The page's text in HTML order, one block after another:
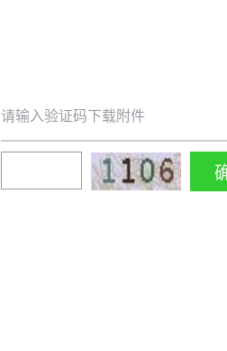
请输入验证码下载附件